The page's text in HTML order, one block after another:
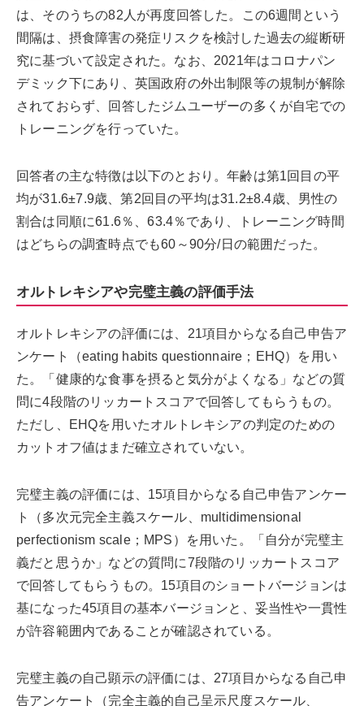
は、そのうちの82人が再度回答した。この6週間という
間隔は、摂食障害の発症リスクを検討した過去の縦断研
究に基づいて設定された。なお、2021年はコロナパン
デミック下にあり、英国政府の外出制限等の規制が解除
されておらず、回答したジムユーザーの多くが自宅での
トレーニングを行っていた。
回答者の主な特徴は以下のとおり。年齢は第1回目の平
均が31.6±7.9歳、第2回目の平均は31.2±8.4歳、男性の
割合は同順に61.6％、63.4％であり、トレーニング時間
はどちらの調査時点でも60～90分/日の範囲だった。
オルトレキシアや完璧主義の評価手法
オルトレキシアの評価には、21項目からなる自己申告ア
ンケート（eating habits questionnaire；EHQ）を用い
た。「健康的な食事を摂ると気分がよくなる」などの質
問に4段階のリッカートスコアで回答してもらうもの。
ただし、EHQを用いたオルトレキシアの判定のための
カットオフ値はまだ確立されていない。
完璧主義の評価には、15項目からなる自己申告アンケー
ト（多次元完全主義スケール、multidimensional
perfectionism scale；MPS）を用いた。「自分が完璧主
義だと思うか」などの質問に7段階のリッカートスコア
で回答してもらうもの。15項目のショートバージョンは
基になった45項目の基本バージョンと、妥当性や一貫性
が許容範囲内であることが確認されている。
完璧主義の自己顕示の評価には、27項目からなる自己申
告アンケート（完全主義的自己呈示尺度スケール、